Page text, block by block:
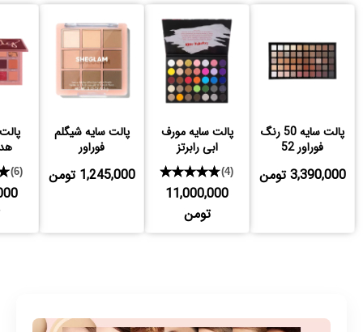
پالت سایه 50 رنگ
فوراور 52
3,390,000 تومن
پالت سایه مورف
ابی رابرتز
★★★★★(4)
11,000,000
تومن
پالت سایه شیگلم
فوراور
1,245,000 تومن (6)